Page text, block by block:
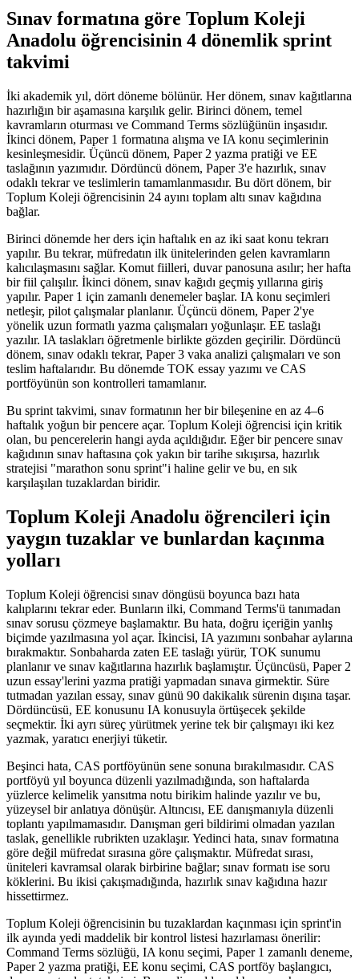
Sınav formatına göre Toplum Koleji
Anadolu öğrencisinin 4 dönemlik sprint
takvimi
İki akademik yıl, dört döneme bölünür. Her dönem, sınav kağıtlarına
hazırlığın bir aşamasına karşılık gelir. Birinci dönem, temel
kavramların oturması ve Command Terms sözlüğünün inşasıdır.
İkinci dönem, Paper 1 formatına alışma ve IA konu seçimlerinin
kesinleşmesidir. Üçüncü dönem, Paper 2 yazma pratiği ve EE
taslağının yazımıdır. Dördüncü dönem, Paper 3'e hazırlık, sınav
odaklı tekrar ve teslimlerin tamamlanmasıdır. Bu dört dönem, bir
Toplum Koleji öğrencisinin 24 ayını toplam altı sınav kağıdına
bağlar.
Birinci dönemde her ders için haftalık en az iki saat konu tekrarı
yapılır. Bu tekrar, müfredatın ilk ünitelerinden gelen kavramların
kalıcılaşmasını sağlar. Komut fiilleri, duvar panosuna asılır; her hafta
bir fiil çalışılır. İkinci dönem, sınav kağıdı geçmiş yıllarına giriş
yapılır. Paper 1 için zamanlı denemeler başlar. IA konu seçimleri
netleşir, pilot çalışmalar planlanır. Üçüncü dönem, Paper 2'ye
yönelik uzun formatlı yazma çalışmaları yoğunlaşır. EE taslağı
yazılır. IA taslakları öğretmenle birlikte gözden geçirilir. Dördüncü
dönem, sınav odaklı tekrar, Paper 3 vaka analizi çalışmaları ve son
teslim haftalarıdır. Bu dönemde TOK essay yazımı ve CAS
portföyünün son kontrolleri tamamlanır.
Bu sprint takvimi, sınav formatının her bir bileşenine en az 4–6
haftalık yoğun bir pencere açar. Toplum Koleji öğrencisi için kritik
olan, bu pencerelerin hangi ayda açıldığıdır. Eğer bir pencere sınav
kağıdının sınav haftasına çok yakın bir tarihe sıkışırsa, hazırlık
stratejisi "marathon sonu sprint"i haline gelir ve bu, en sık
karşılaşılan tuzaklardan biridir.
Toplum Koleji Anadolu öğrencileri için
yaygın tuzaklar ve bunlardan kaçınma
yolları
Toplum Koleji öğrencisi sınav döngüsü boyunca bazı hata
kalıplarını tekrar eder. Bunların ilki, Command Terms'ü tanımadan
sınav sorusu çözmeye başlamaktır. Bu hata, doğru içeriğin yanlış
biçimde yazılmasına yol açar. İkincisi, IA yazımını sonbahar aylarına
bırakmaktır. Sonbaharda zaten EE taslağı yürür, TOK sunumu
planlanır ve sınav kağıtlarına hazırlık başlamıştır. Üçüncüsü, Paper 2
uzun essay'lerini yazma pratiği yapmadan sınava girmektir. Süre
tutmadan yazılan essay, sınav günü 90 dakikalık sürenin dışına taşar.
Dördüncüsü, EE konusunu IA konusuyla örtüşecek şekilde
seçmektir. İki ayrı süreç yürütmek yerine tek bir çalışmayı iki kez
yazmak, yaratıcı enerjiyi tüketir.
Beşinci hata, CAS portföyünün sene sonuna bırakılmasıdır. CAS
portföyü yıl boyunca düzenli yazılmadığında, son haftalarda
yüzlerce kelimelik yansıtma notu birikim halinde yazılır ve bu,
yüzeysel bir anlatıya dönüşür. Altıncısı, EE danışmanıyla düzenli
toplantı yapılmamasıdır. Danışman geri bildirimi olmadan yazılan
taslak, genellikle rubrikten uzaklaşır. Yedinci hata, sınav formatına
göre değil müfredat sırasına göre çalışmaktır. Müfredat sırası,
üniteleri kavramsal olarak birbirine bağlar; sınav formatı ise soru
köklerini. Bu ikisi çakışmadığında, hazırlık sınav kağıdına hazır
hissettirmez.
Toplum Koleji öğrencisinin bu tuzaklardan kaçınması için sprint'in
ilk ayında yedi maddelik bir kontrol listesi hazırlaması önerilir:
Command Terms sözlüğü, IA konu seçimi, Paper 1 zamanlı deneme,
Paper 2 yazma pratiği, EE konu seçimi, CAS portföy başlangıcı,